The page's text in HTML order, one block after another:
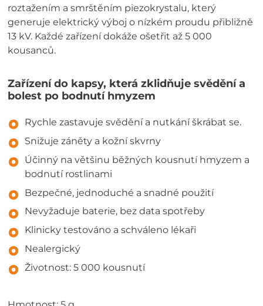
roztažením a smrštěním piezokrystalu, který
generuje elektrický výboj o nízkém proudu přibližně
13 kV. Každé zařízení dokáže ošetřit až 5 000
kousanců.
Zařízení do kapsy, která zklidňuje svědění a
bolest po bodnutí hmyzem
Rychle zastavuje svědění a nutkání škrábat se.
Snižuje záněty a kožní skvrny
Účinný na většinu běžných kousnutí hmyzem a
bodnutí rostlinami
Bezpečné, jednoduché a snadné použití
Nevyžaduje baterie, bez data spotřeby
Klinicky testováno a schváleno lékaři
Nealergický
Životnost: 5 000 kousnutí